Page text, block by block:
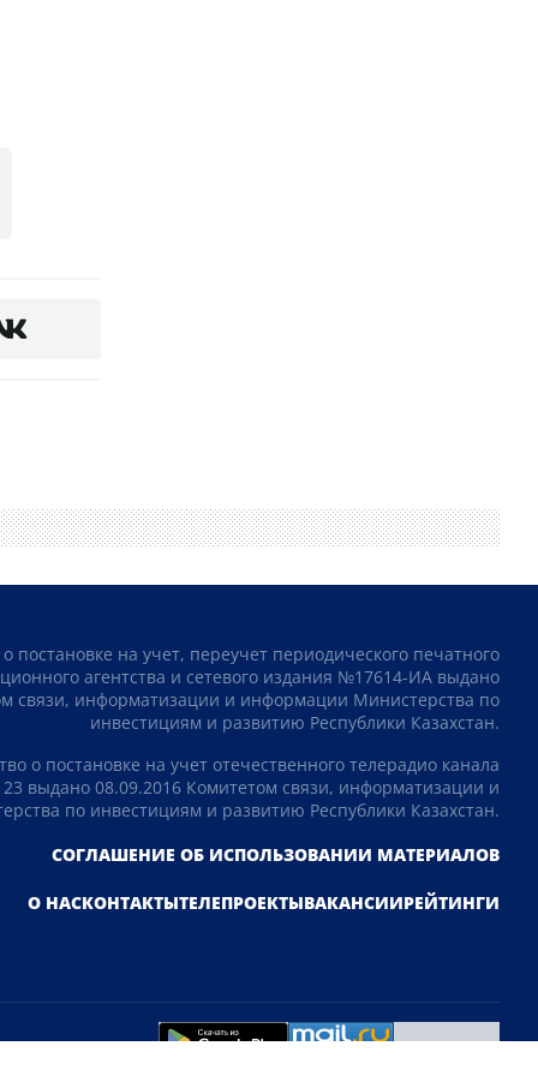
постановке на учет, переучет периодического печатного
агентства и сетевого издания №17614-ИА выдано
связи, информатизации и информации Министерства по
инвестициям и развитию Республики Казахстан.
о постановке на учет отечественного телерадио канала
выдано 08.09.2016 Комитетом связи, информатизации и
по инвестициям и развитию Республики Казахстан.
СОГЛАШЕНИЕ ОБ ИСПОЛЬЗОВАНИИ МАТЕРИАЛОВ
О НАСКОНТАКТЫТЕЛЕПРОЕКТЫВАКАНСИИРЕЙТИНГИ